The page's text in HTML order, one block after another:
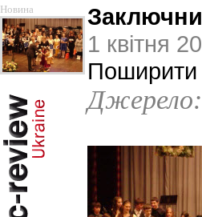
Новина
1 квітня
Поширити
Джерело: